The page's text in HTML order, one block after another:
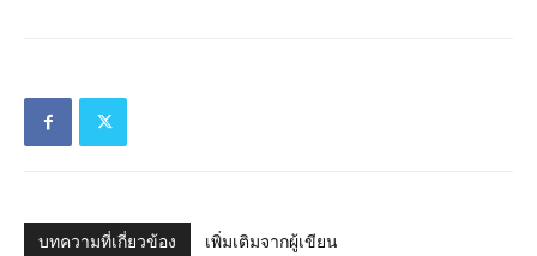
บทความที่เกี่ยวข้อง เพิ่มเติมจากผู้เขียน